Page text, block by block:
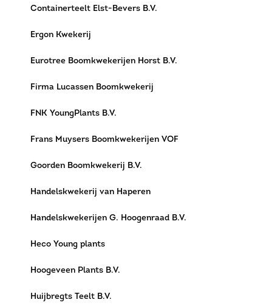
Containerteelt Elst-Bevers B.V.
Ergon Kwekerij
Eurotree Boomkwekerijen Horst B.V.
Firma Lucassen Boomkwekerij
FNK YoungPlants B.V.
Frans Muysers Boomkwekerijen VOF
Goorden Boomkwekerij B.V.
Handelskwekerij van Haperen
Handelskwekerijen G. Hoogenraad B.V.
Heco Young plants
Hoogeveen Plants B.V.
Huijbregts Teelt B.V.